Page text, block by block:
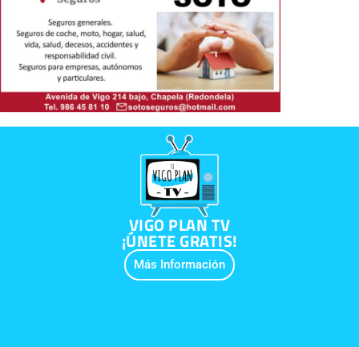
VIGO PLAN TV
¡ÚNETE GRATIS!
Más Información